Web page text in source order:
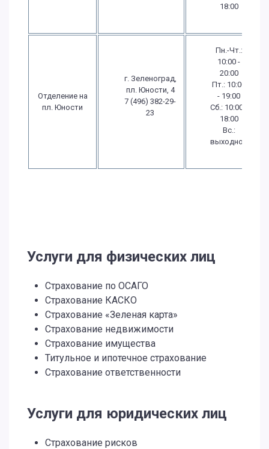
18:00
Отделение на
пл. Юности
г. Зеленоград,
пл. Юности, 4
7 (496) 382-29-
23
Пн.-Чт.:
10:00 -
20:00
Пт.: 10:00
- 19:00
Сб.: 10:00 -
18:00
Вс.:
выходной
Услуги для физических лиц
Страхование по ОСАГО
Страхование КАСКО
Страхование «Зеленая карта»
Страхование недвижимости
Страхование имущества
Титульное и ипотечное страхование
Страхование ответственности
Услуги для юридических лиц
Страхование рисков